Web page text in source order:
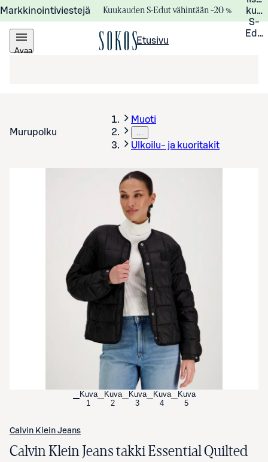
Markkinointiviestejä Kuukauden S-Edut vähintään –20 %
S-
Avaa
Etusivu
Murupolku
Muoti
…
Ulkoilu- ja kuoritakit
Avaa tuotekuva suurennettuna
Kuva
1
Kuva
2
Kuva
3
Kuva
4
Kuva
5
Calvin Klein Jeans
Calvin Klein Jeans takki Essential Quilted